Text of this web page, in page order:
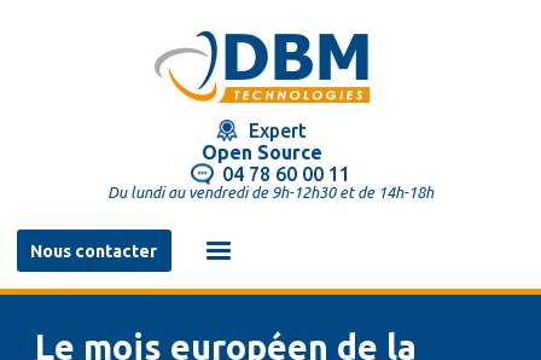
Expert
Open Source
04 78 60 00 11
Du lundi au vendredi de 9h-12h30 et de 14h-18h
Nous contacter
Navigation
principale
Le mois européen de la